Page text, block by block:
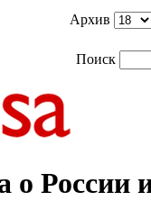
Архив
Поиск
о России